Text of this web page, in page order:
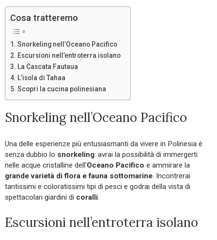
Cosa tratteremo
Snorkeling nell’Oceano Pacifico
Escursioni nell’entroterra isolano
La Cascata Fautaua
L’isola di Tahaa
Scopri la cucina polinesiana
Snorkeling nell’Oceano Pacifico
Una delle esperienze più entusiasmanti da vivere in Polinesia è
senza dubbio lo snorkeling: avrai la possibilità di immergerti
nelle acque cristalline dell’Oceano Pacifico e ammirare la
grande varietà di flora e fauna sottomarine. Incontrerai
tantissimi e coloratissimi tipi di pesci e godrai della vista di
spettacolari giardini di coralli.
Escursioni nell’entroterra isolano